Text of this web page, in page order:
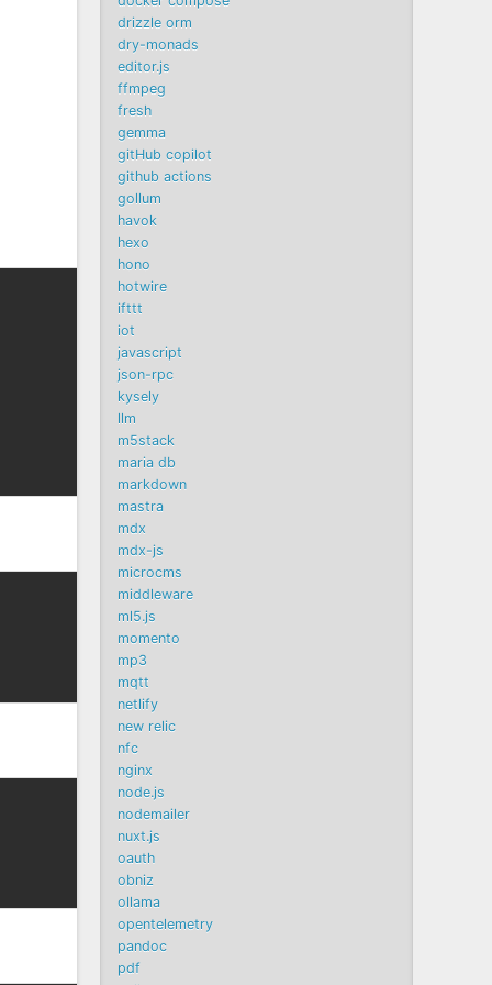
drizzle orm
dry-monads
editor.js
ffmpeg
fresh
gemma
gitHub copilot
github actions
gollum
havok
hexo
hono
hotwire
ifttt
iot
javascript
json-rpc
kysely
llm
m5stack
maria db
markdown
mastra
mdx
mdx-js
microcms
middleware
ml5.js
momento
mp3
mqtt
netlify
new relic
nfc
nginx
node.js
nodemailer
nuxt.js
oauth
obniz
ollama
opentelemetry
pandoc
pdf